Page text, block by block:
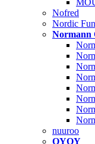
Nofred
Nordic
Normann
nuuroo
OYOY